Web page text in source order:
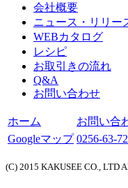
会社概要
ニュース・リリー
WEBカタログ
レシピ
お取引きの流れ
Q&A
お問い合わせ
ホーム
お問い合
Googleマップ 0256-63-
(C) 2015 KAKUSEE CO., LTD